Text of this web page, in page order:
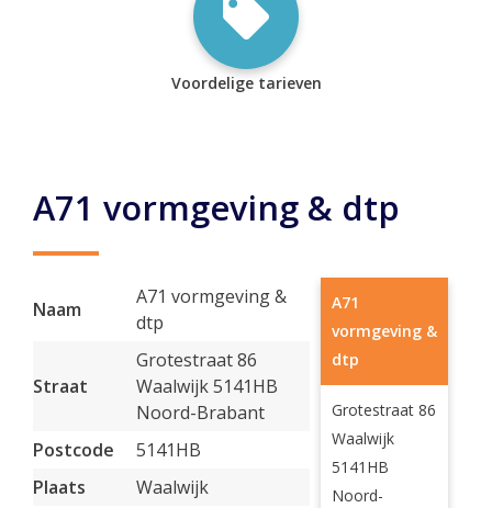
Voordelige tarieven
A71 vormgeving & dtp
Naam
A71 vormgeving &
dtp
Straat
Grotestraat 86
Waalwijk 5141HB
Noord-Brabant
Postcode
5141HB
Plaats
Waalwijk
A71
vormgeving &
dtp
Grotestraat 86
Waalwijk
5141HB
Noord-